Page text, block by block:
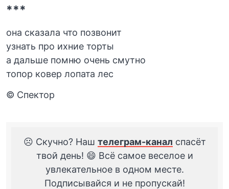
***
она сказала что позвонит
узнать про ихние торты
а дальше помню очень смутно
топор ковер лопата лес
© Спектор
☹️ Скучно? Наш телеграм-канал спасёт
твой день! 😄 Всё самое веселое и
увлекательное в одном месте.
Подписывайся и не пропускай!